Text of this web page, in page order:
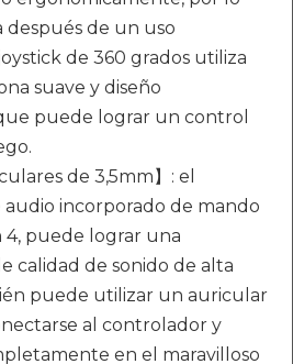
después de un uso
de 360 grados utiliza
suave y diseño
puede lograr un control
de 3,5mm】: el
incorporado de mando
4, puede lograr una
calidad de sonido de alta
puede utilizar un auricular
al controlador y
en el maravilloso